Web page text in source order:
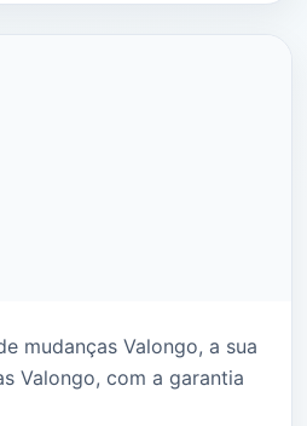
mudanças Valongo, a sua
Valongo, com a garantia